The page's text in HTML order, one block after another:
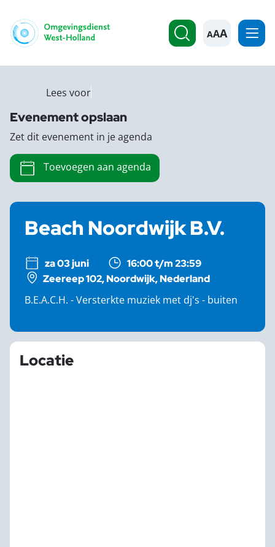
A
Beach Noordwijk B.V.
za 03 juni
16:00 t/m 23:59
Zeereep 102, Noordwijk, Nederland
B.E.A.C.H. - Versterkte muziek met dj's - buiten
Locatie
Lees voor
Evenement opslaan
Zet dit evenement in je agenda
Toevoegen aan agenda